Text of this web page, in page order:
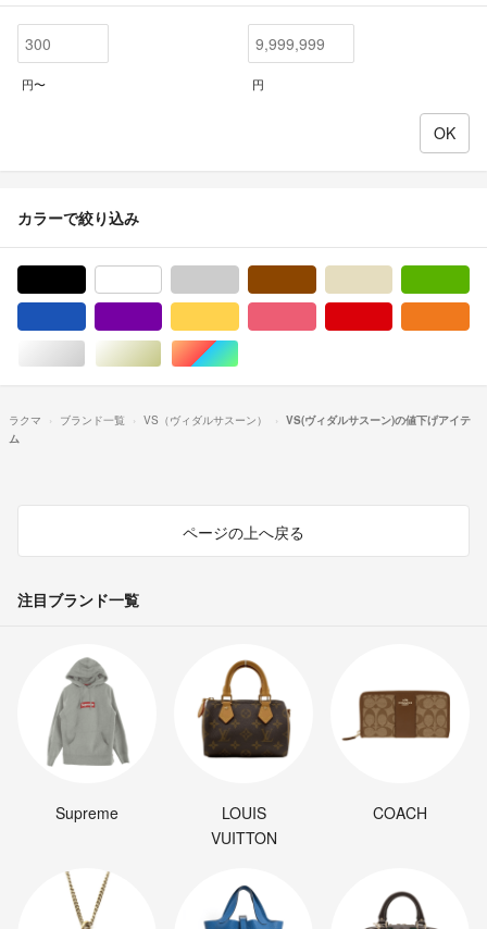
円〜 円
カラーで絞り込み
シルバー/銀色系ゴールド/金色系マルチカラー
ラクマ ブランド一覧 VS（ヴィダルサスーン）
VS(ヴィダルサスーン)の値下げアイテ
ム
ページの上へ戻る
注目ブランド一覧
Supreme
LOUIS
VUITTON
COACH